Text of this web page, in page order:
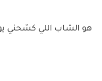
هو الشاب اللي كسّحني